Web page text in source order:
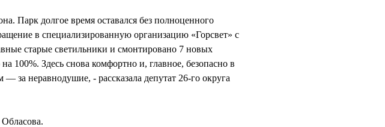
Парк долгое время оставался без полноценного
в специализированную организацию «Горсвет» с
старые светильники и смонтировано 7 новых
100%. Здесь снова комфортно и, главное, безопасно в
за неравнодушие, - рассказала депутат 26-го округа